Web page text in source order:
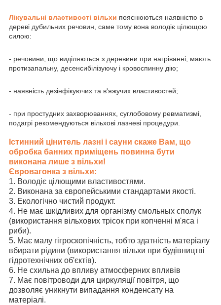
Лікувальні властивості вільхи пояснюються наявністю в
дереві дубильних речовин, саме тому вона володіє цілющою
силою:
- речовини, що виділяються з деревини при нагріванні, мають
протизапальну, десенсибілізуючу і кровоспинну дію;
- наявність дезінфікуючих та в'яжучих властивостей;
- при простудних захворюваннях, суглобовому ревматизмі,
подагрі рекомендуються вільхові лазневі процедури.
Істинний цінитель лазні і сауни скаже Вам, що
обробка банних приміщень повинна бути
виконана лише з вільхи!
Євровагонка з вільхи:
1. Володіє цілющими властивостями.
2. Виконана за європейськими стандартами якості.
3. Екологічно чистий продукт.
4. Не має шкідливих для організму смольных сполук
(використання вільхових трісок при копченні м'яса і
риби).
5. Має малу гігроскопічність, тобто здатність матеріалу
вбирати рідини (використання вільхи при будівництві
гідротехнічних об'єктів).
6. Не схильна до впливу атмосферних впливів
7. Має повітроводи для циркуляції повітря, що
дозволяє уникнути випадання конденсату на
матеріалі.